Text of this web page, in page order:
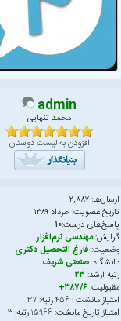
admin
محمد تنهایی
افزودن به لیست دوستان
ارسال‌ها: ۲,۸۸۷
تاریخ عضویت: خرداد ۱۳۸۹
پاسخ‌های درست:۱۰
گرایش:مهندسی نرم‌افزار
وضعیت: فارغ التحصیل دکتری
دانشگاه:صنعتی شریف
رتبه ارشد:۲۳
مقبولیت:۳۸۷/۶+
امتیاز مانشت : ۴۵۶رتبه:۳۷
امتیاز تاریخ مانشت: ۱۵۹۶۶رتبه:۳